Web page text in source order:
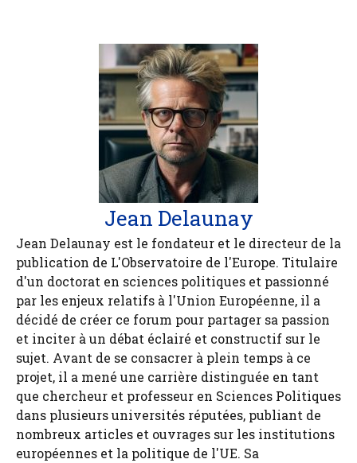
Jean Delaunay
Jean Delaunay est le fondateur et le directeur de la
publication de L'Observatoire de l'Europe. Titulaire
d'un doctorat en sciences politiques et passionné
par les enjeux relatifs à l'Union Européenne, il a
décidé de créer ce forum pour partager sa passion
et inciter à un débat éclairé et constructif sur le
sujet. Avant de se consacrer à plein temps à ce
projet, il a mené une carrière distinguée en tant
que chercheur et professeur en Sciences Politiques
dans plusieurs universités réputées, publiant de
nombreux articles et ouvrages sur les institutions
européennes et la politique de l'UE. Sa